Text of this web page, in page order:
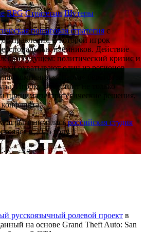
RPG Стратегии Шутеры
пошаговая стратегияс
управления, в которой игрок
наёмников. Действие
будущем: политический кризис и
охватывают один из регионов
компания «Спарта» берётся за
Игроку предстоит не только
принимать стратегические решения,
игры занималасьроссийская студия
в 2025 году.
русскоязычный ролевой проект в
на основе Grand Theft Auto: San